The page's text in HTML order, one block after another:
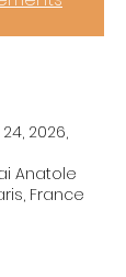
2026,
Anatole
France